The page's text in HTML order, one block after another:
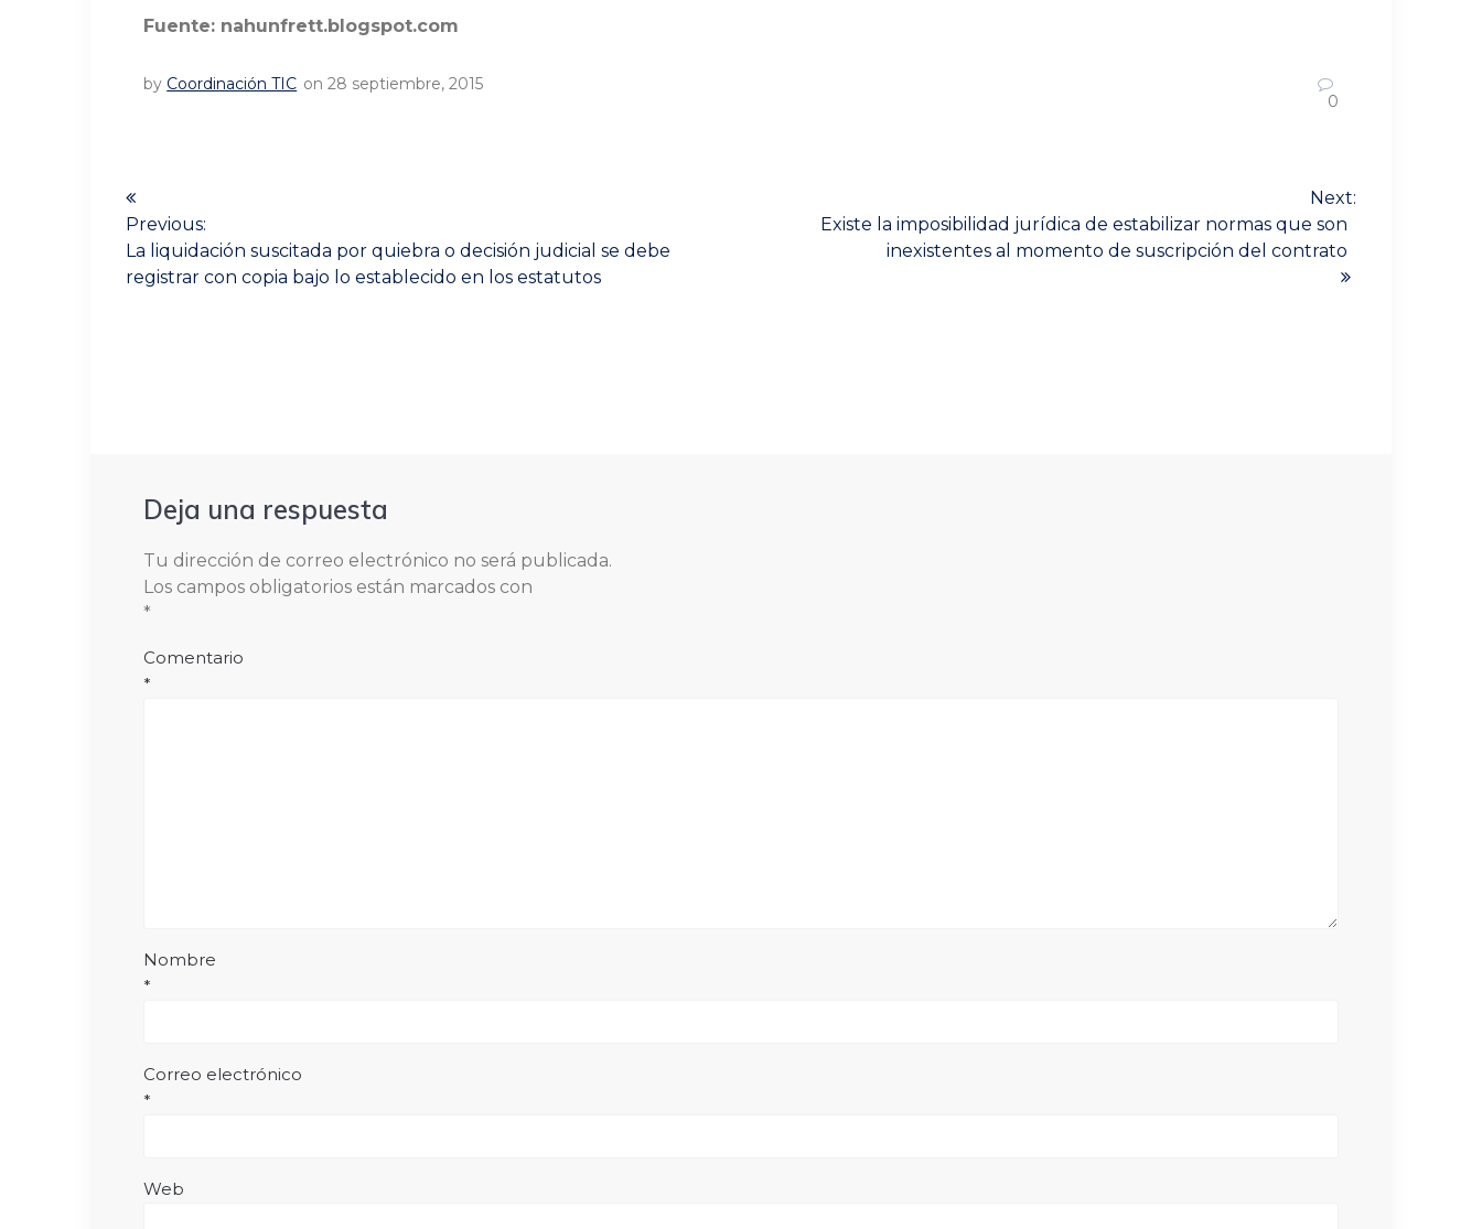
Fuente: nahunfrett.blogspot.com
by Coordinación TIC on 28 septiembre, 2015
0
Navegación
de
entradas
Previous:
Previous
post:
La liquidación suscitada por quiebra o decisión judicial se debe
registrar con copia bajo lo establecido en los estatutos
Next:
Existe la imposibilidad jurídica de estabilizar normas que son
inexistentes al momento de suscripción del contrato
Deja una respuesta
Tu dirección de correo electrónico no será publicada.
Los campos obligatorios están marcados con
*
Comentario
*
Nombre
*
Correo electrónico
*
Web